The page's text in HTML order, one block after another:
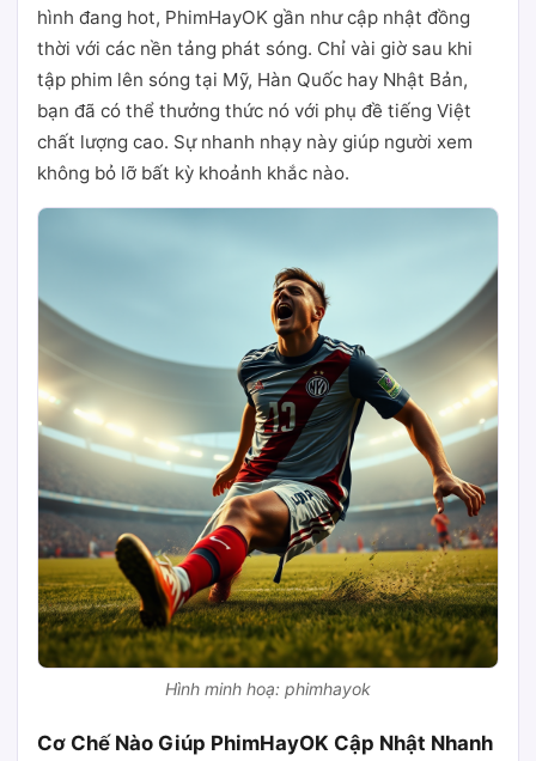
hình đang hot, PhimHayOK gần như cập nhật đồng
thời với các nền tảng phát sóng. Chỉ vài giờ sau khi
tập phim lên sóng tại Mỹ, Hàn Quốc hay Nhật Bản,
bạn đã có thể thưởng thức nó với phụ đề tiếng Việt
chất lượng cao. Sự nhanh nhạy này giúp người xem
không bỏ lỡ bất kỳ khoảnh khắc nào.
Hình minh hoạ: phimhayok
Cơ Chế Nào Giúp PhimHayOK Cập Nhật Nhanh